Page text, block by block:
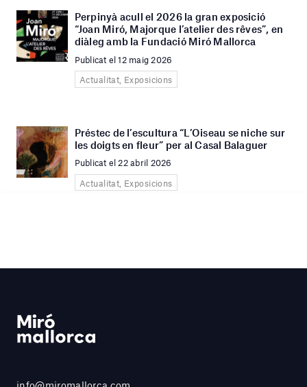
Perpinyà acull el 2026 la gran exposició
“Joan Miró, Majorque l’atelier des rêves”, en
diàleg amb la Fundació Miró Mallorca
Publicat el 12 maig 2026
Actualitat, Exposicions
Préstec de l’escultura “L’Oiseau se niche sur
les doigts en fleur” per al Casal Balaguer
Publicat el 22 abril 2026
Actualitat, Exposicions